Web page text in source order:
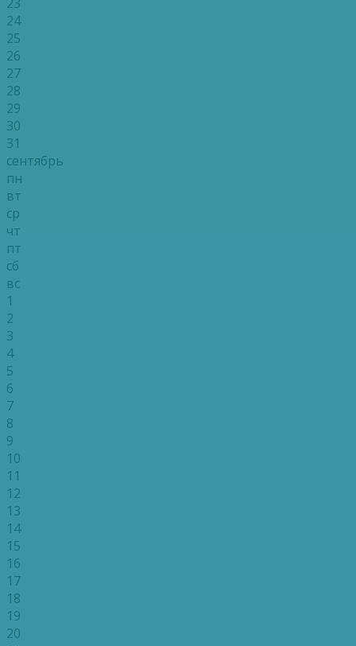
24
25
26
27
28
29
30
31
сентябрь
пн
вт
ср
чт
пт
сб
вс
1
2
3
4
5
6
7
8
9
10
11
12
13
14
15
16
17
18
19
20